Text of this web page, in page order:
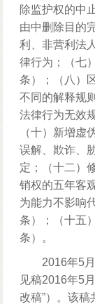
除监护权的中
由中删除目的
利、非营利法
律行为；（七
条）；（八）
不同的解释规
法律行为无效
（十）新增虚
误解、欺诈、
定；（十二）
销权的五年客
为能力不影响
条）；（十五
条）。
2016年5
见稿2016年5
改稿”）。该